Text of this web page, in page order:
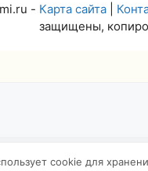
- Карта сайта
защищены,
cookie для